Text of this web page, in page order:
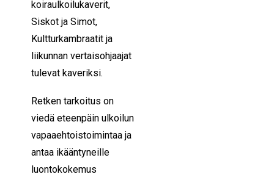
koiraulkoilukaverit,
Siskot ja Simot,
Kultturkambraatit ja
liikunnan vertaisohjaajat
tulevat kaveriksi.
Retken tarkoitus on
viedä eteenpäin ulkoilun
vapaaehtoistoimintaa ja
antaa ikääntyneille
luontokokemus